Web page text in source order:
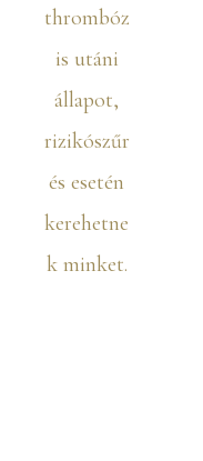
thrombóz
is utáni
állapot,
rizikószűr
és esetén
kerehetne
k minket.